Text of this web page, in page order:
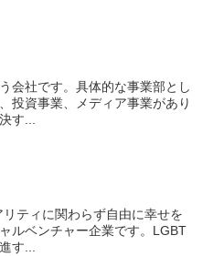
会社です。具体的な事業部とし
投資事業、メディア事業があり
す...
ティに関わらず自由に幸せを
ルベンチャー企業です。LGBT
す...